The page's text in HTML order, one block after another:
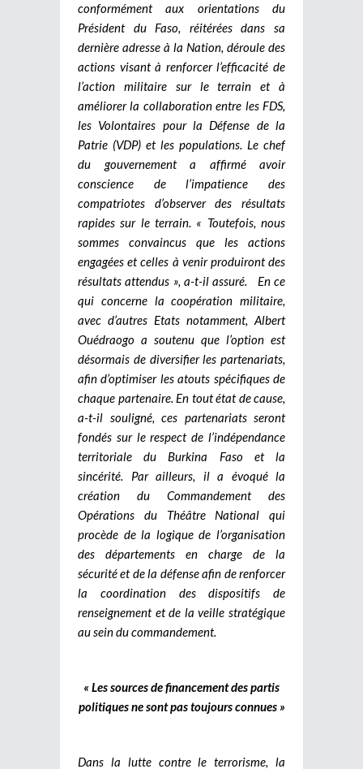
conformément aux orientations du
Président du Faso, réitérées dans sa
dernière adresse à la Nation, déroule des
actions visant à renforcer l’efficacité de
l’action militaire sur le terrain et à
améliorer la collaboration entre les FDS,
les Volontaires pour la Défense de la
Patrie (VDP) et les populations. Le chef
du gouvernement a affirmé avoir
conscience de l’impatience des
compatriotes d’observer des résultats
rapides sur le terrain. « Toutefois, nous
sommes convaincus que les actions
engagées et celles à venir produiront des
résultats attendus », a-t-il assuré. En ce
qui concerne la coopération militaire,
avec d’autres Etats notamment, Albert
Ouédraogo a soutenu que l’option est
désormais de diversifier les partenariats,
afin d’optimiser les atouts spécifiques de
chaque partenaire. En tout état de cause,
a-t-il souligné, ces partenariats seront
fondés sur le respect de l’indépendance
territoriale du Burkina Faso et la
sincérité. Par ailleurs, il a évoqué la
création du Commandement des
Opérations du Théâtre National qui
procède de la logique de l’organisation
des départements en charge de la
sécurité et de la défense afin de renforcer
la coordination des dispositifs de
renseignement et de la veille stratégique
au sein du commandement.
« Les sources de financement des partis
politiques ne sont pas toujours connues »
Dans la lutte contre le terrorisme, la